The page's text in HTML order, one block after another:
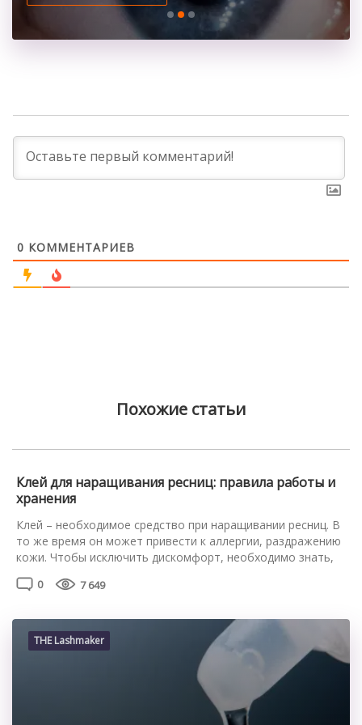
0 КОММЕНТАРИЕВ
Похожие статьи
Клей для наращивания ресниц: правила работы и
хранения
Клей – необходимое средство при наращивании ресниц. В
то же время он может привести к аллергии, раздражению
кожи. Чтобы исключить дискомфорт, необходимо знать,
открытого клея для наращивания ресниц. Как
учитывать такие положения: Перед процедурой
наращивания взболтайте флакончик с клеем.
Респираторы […]
0 7 649
THE Lashmaker